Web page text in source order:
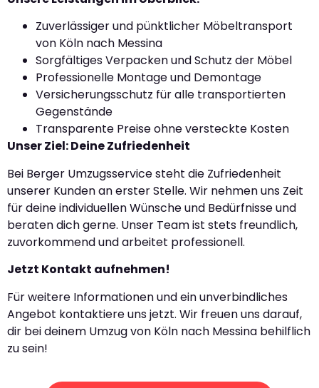
Zuverlässiger und pünktlicher Möbeltransport
von Köln nach Messina
Sorgfältiges Verpacken und Schutz der Möbel
Professionelle Montage und Demontage
Versicherungsschutz für alle transportierten
Gegenstände
Transparente Preise ohne versteckte Kosten
Unser Ziel: Deine Zufriedenheit
Bei Berger Umzugsservice steht die Zufriedenheit
unserer Kunden an erster Stelle. Wir nehmen uns Zeit
für deine individuellen Wünsche und Bedürfnisse und
beraten dich gerne. Unser Team ist stets freundlich,
zuvorkommend und arbeitet professionell.
Jetzt Kontakt aufnehmen!
Für weitere Informationen und ein unverbindliches
Angebot kontaktiere uns jetzt. Wir freuen uns darauf,
dir bei deinem Umzug von Köln nach Messina behilflich
zu sein!